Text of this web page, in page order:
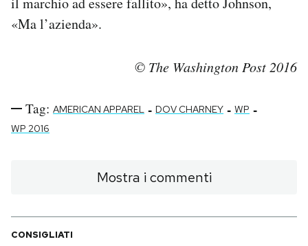
«Ma l’azienda».
© The Washington Post 2016
Tag: AMERICAN APPAREL - DOV CHARNEY - WP -
WP 2016
Mostra i commenti
CONSIGLIATI